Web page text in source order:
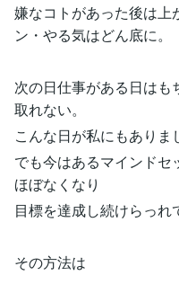
嫌なコトがあった後は上
ン・やる気はどん底に。
次の日仕事がある日はも
取れない。
こんな日が私にもありま
でも今はあるマインド
ほぼなくなり
目標を達成し続けらっれ
その方法は